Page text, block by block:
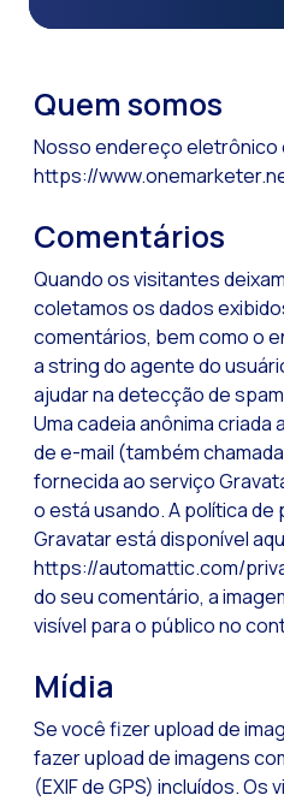
Quem somos
Nosso endereço eletrônico
https://
Comentários
Quando os visitantes
coletamos os dados
comentários, bem como o
a string do agente do
ajudar na detecção de
Uma cadeia anônima
de e-mail (também
fornecida ao serviço
o está usando. A política de
Gravatar está disponível
https://automattic.com/
do seu comentário, a
visível para o público no
Mídia
Se você fizer upload de
fazer upload de imagens
(EXIF de GPS) incluídos.